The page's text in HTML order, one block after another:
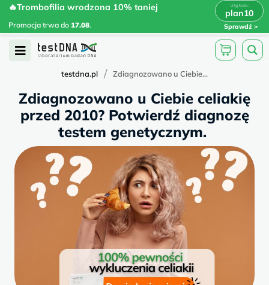
Skip
content
🔥Trombofilia wrodzona 10% taniej
Promocja trwa do 17.08.
plan10
Sprawdź
🔥Trombofilia wrodzona 10% taniej
plan10 x
Open
testdna.pl / Zdiagnozowano u Ciebie...
Zdiagnozowano u Ciebie celiakię
przed 2010? Potwierdź diagnozę
testem genetycznym.